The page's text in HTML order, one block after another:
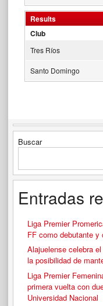
Results
Club
Tres Ríos
Santo Domingo
Buscar
Entradas
Liga Premier
FF como debutante y
Alajuelense celebra
la posibilidad de
Liga Premier
primera vuelta con
Universidad Nacional